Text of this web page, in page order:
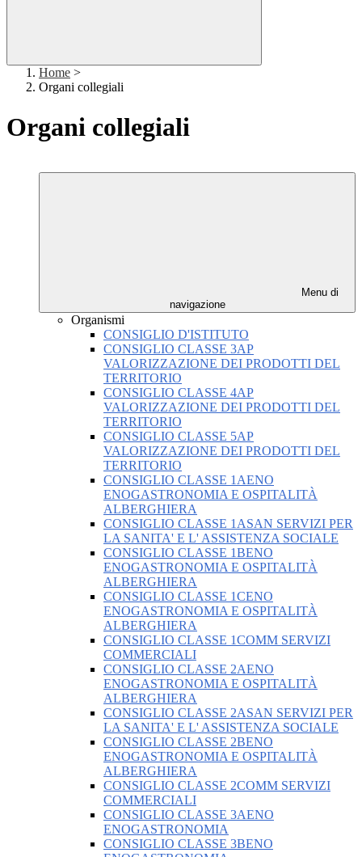
Home >
Organi collegiali
Organi collegiali
Menu di
navigazione
Organismi
CONSIGLIO D'ISTITUTO
CONSIGLIO CLASSE 3AP
VALORIZZAZIONE DEI PRODOTTI DEL
TERRITORIO
CONSIGLIO CLASSE 4AP
VALORIZZAZIONE DEI PRODOTTI DEL
TERRITORIO
CONSIGLIO CLASSE 5AP
VALORIZZAZIONE DEI PRODOTTI DEL
TERRITORIO
CONSIGLIO CLASSE 1AENO
ENOGASTRONOMIA E OSPITALITÀ
ALBERGHIERA
CONSIGLIO CLASSE 1ASAN SERVIZI PER
LA SANITA' E L' ASSISTENZA SOCIALE
CONSIGLIO CLASSE 1BENO
ENOGASTRONOMIA E OSPITALITÀ
ALBERGHIERA
CONSIGLIO CLASSE 1CENO
ENOGASTRONOMIA E OSPITALITÀ
ALBERGHIERA
CONSIGLIO CLASSE 1COMM SERVIZI
COMMERCIALI
CONSIGLIO CLASSE 2AENO
ENOGASTRONOMIA E OSPITALITÀ
ALBERGHIERA
CONSIGLIO CLASSE 2ASAN SERVIZI PER
LA SANITA' E L' ASSISTENZA SOCIALE
CONSIGLIO CLASSE 2BENO
ENOGASTRONOMIA E OSPITALITÀ
ALBERGHIERA
CONSIGLIO CLASSE 2COMM SERVIZI
COMMERCIALI
CONSIGLIO CLASSE 3AENO
ENOGASTRONOMIA
CONSIGLIO CLASSE 3BENO